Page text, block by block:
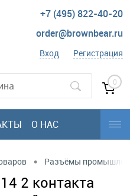
+7 (495) 822-40-20
order@brownbear.ru
Вход Регистрация
0
О НАС
• Разъёмы
2 контакта